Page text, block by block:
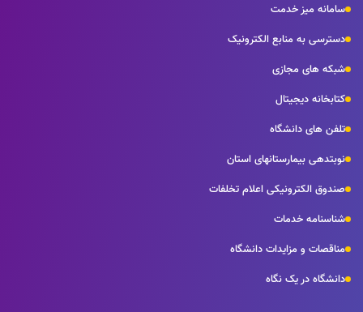
سامانه میز خدمت
دسترسی به منابع الکترونیک
شبکه های مجازی
کتابخانه دیجیتال
تلفن های دانشگاه
نوبتدهی بیمارستانهای استان
صندوق الکترونیکی اعلام تخلفات
شناسنامه خدمات
مناقصات و مزایدات دانشگاه
دانشگاه در یک نگاه